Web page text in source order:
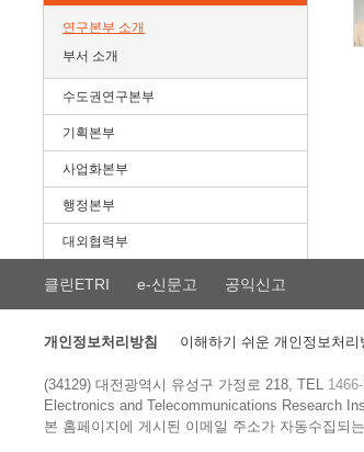
연구본부 소개
부서 소개
수도권연구본부
기획본부
사업화본부
행정본부
대외협력부
클린ETRI e-신문고 공익신고
개인정보처리방침 이해하기 쉬운 개인정보처리
(34129) 대전광역시 유성구 가정로 218, TEL
Electronics and Telecommunications Research
본 홈페이지에 게시된 이메일 주소가 자동수집되